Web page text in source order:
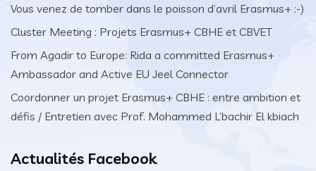
Vous venez de tomber dans le poisson d’avril Erasmus+ :-)
Cluster Meeting : Projets Erasmus+ CBHE et CBVET
From Agadir to Europe: Rida a committed Erasmus+
Ambassador and Active EU Jeel Connector
Coordonner un projet Erasmus+ CBHE : entre ambition et
défis / Entretien avec Prof. Mohammed L’bachir El kbiach
Actualités Facebook